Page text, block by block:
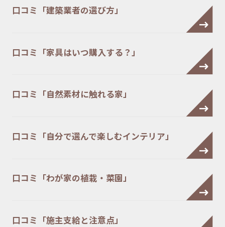
口コミ「建築業者の選び方」
口コミ「家具はいつ購入する？」
口コミ「自然素材に触れる家」
口コミ「自分で選んで楽しむインテリア」
口コミ「わが家の植栽・菜園」
口コミ「施主支給と注意点」